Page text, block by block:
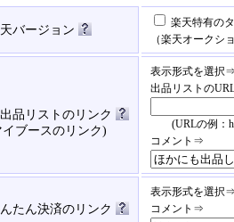
バージョン
楽天特有の
（楽天オークシ
品リストのリンク
ブースのリンク)
表示形式を選択
出品リストの
(URLの例：
コメント⇒
たん決済のリンク
表示形式を選択
コメント⇒